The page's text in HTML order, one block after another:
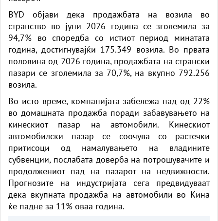
BYD објави дека продажбата на возила во
странство во јуни 2026 година се зголемила за
94,7% во споредба со истиот период минатата
година, достигнувајќи 175.349 возила. Во првата
половина од 2026 година, продажбата на странски
пазари се зголемила за 70,7%, на вкупно 792.256
возила.
Во исто време, компанијата забележа пад од 22%
во домашната продажба поради забавувањето на
кинескиот пазар на автомобили. Кинескиот
автомобилски пазар се соочува со растечки
притисоци од намалувањето на владините
субвенции, послабата доверба на потрошувачите и
продолжениот пад на пазарот на недвижности.
Прогнозите на индустријата сега предвидуваат
дека вкупната продажба на автомобили во Кина
ќе падне за 11% оваа година.